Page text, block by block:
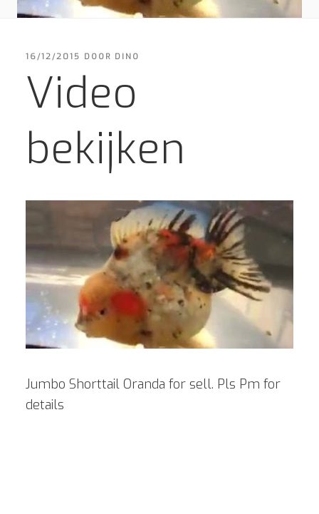
GEPLAATST
16/12/2015 DOOR DINO
Video
bekijken
Jumbo Shorttail Oranda for sell. Pls Pm for
details